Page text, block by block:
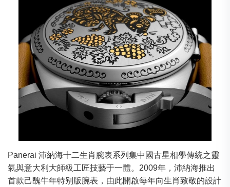
Panerai 沛納海十二生肖腕表系列集中國古星相學傳統之靈
氣與意大利大師級工匠技藝于一體。2009年，沛納海推出
首款己醜牛年特别版腕表，由此開啟每年向生肖致敬的設計